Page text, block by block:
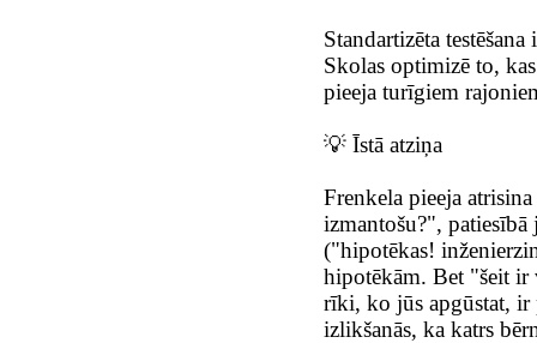
Standartizēta
Skolas optimizē to,
pieeja turīgiem
💡 Īstā atziņa
Frenkela pieeja
izmantošu?",
("hipotēkas!
hipotēkām. Bet "šeit ir
rīki, ko jūs apgūstat, ir
izlikšanās, ka katrs